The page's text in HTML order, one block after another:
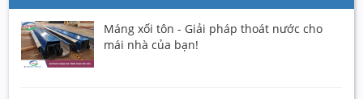
Máng xối tôn - Giải pháp thoát nước cho
mái nhà của bạn!